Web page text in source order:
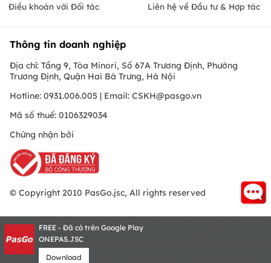
Điều khoản với Đối tác
Liên hệ về Đầu tư & Hợp tác
Thông tin doanh nghiệp
Địa chỉ: Tầng 9, Tòa Minori, Số 67A Trương Định, Phường
Trương Định, Quận Hai Bà Trưng, Hà Nội
Hotline: 0931.006.005 | Email: CSKH@pasgo.vn
Mã số thuế: 0106329034
Chứng nhận bởi
© Copyright 2010 PasGo.jsc, All rights reserved
FREE - Đã có trên Google Play
ONEPAS.JSC
Download